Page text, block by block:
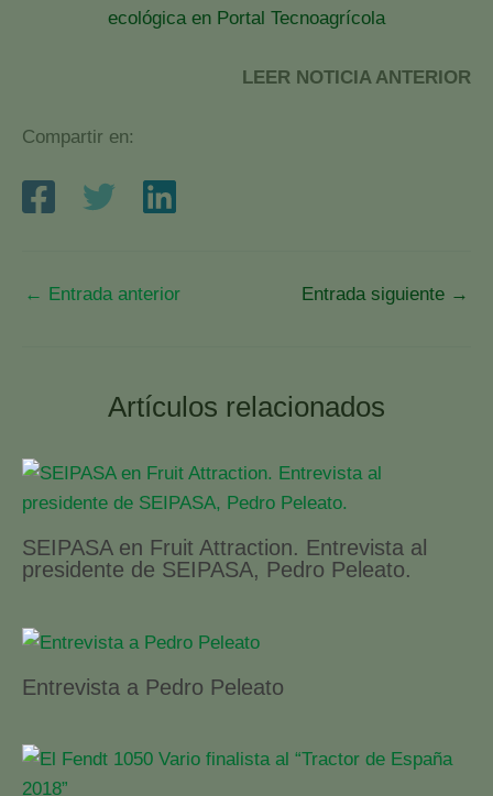
ecológica en Portal Tecnoagrícola
LEER NOTICIA ANTERIOR
Compartir en:
← Entrada anterior Entrada siguiente →
Artículos relacionados
SEIPASA en Fruit Attraction. Entrevista al
presidente de SEIPASA, Pedro Peleato.
Entrevista a Pedro Peleato